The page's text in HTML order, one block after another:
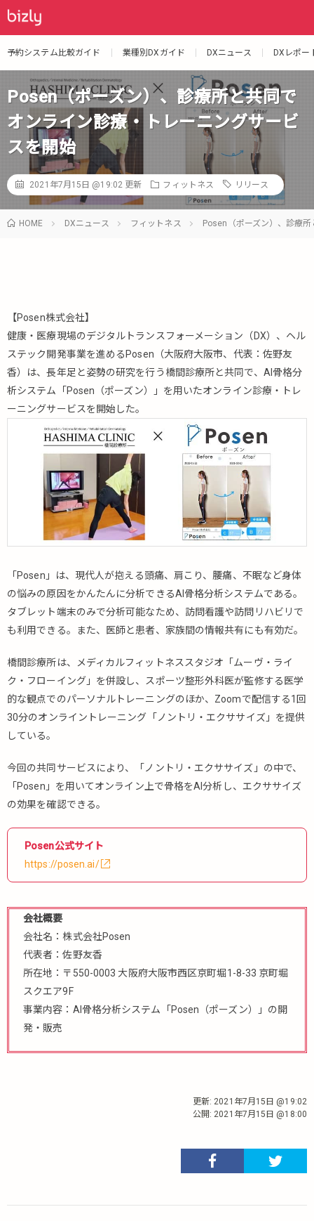
予約システム比較ガイド 業種別DXガイド DXニュース DXレポー
Posen（ポーズン）、診療所と共同で
オンライン診療・トレーニングサービ
スを開始
2021年7月15日 @19:02更新 フィットネス リリース
HOME DXニュース フィットネス Posen（ポーズン）、診療
【Posen株式会社】
健康・医療現場のデジタルトランスフォーメーション（DX）、ヘル
ステック開発事業を進めるPosen（大阪府大阪市、代表：佐野友
香）は、長年足と姿勢の研究を行う橋間診療所と共同で、AI骨格分
析システム「Posen（ポーズン）」を用いたオンライン診療・トレ
ーニングサービスを開始した。
「Posen」は、現代人が抱える頭痛、肩こり、腰痛、不眠など身体
の悩みの原因をかんたんに分析できるAI骨格分析システムである。
タブレット端末のみで分析可能なため、訪問看護や訪問リハビリで
も利用できる。また、医師と患者、家族間の情報共有にも有効だ。
橋間診療所は、メディカルフィットネススタジオ「ムーヴ・ライ
ク・フローイング」を併設し、スポーツ整形外科医が監修する医学
的な観点でのパーソナルトレーニングのほか、Zoomで配信する1回
30分のオンライントレーニング「ノントリ・エクササイズ」を提供
している。
今回の共同サービスにより、「ノントリ・エクササイズ」の中で、
「Posen」を用いてオンライン上で骨格をAI分析し、エクササイズ
の効果を確認できる。
Posen公式サイト
https://posen.ai/
会社概要
会社名：株式会社Posen
代表者：佐野友香
所在地：〒550-0003 大阪府大阪市西区京町堀1-8-33 京町堀
スクエア9F
事業内容：AI骨格分析システム「Posen（ポーズン）」の開
発・販売
更新: 2021年7月15日 @19:02
公開: 2021年7月15日 @18:00